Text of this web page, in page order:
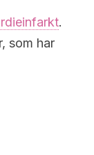
.
som har